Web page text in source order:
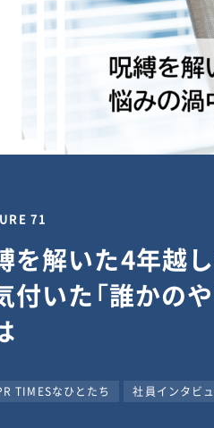
71
を解いた4年越
付いた「誰かの
TIMESなひとたち 社員インタビ